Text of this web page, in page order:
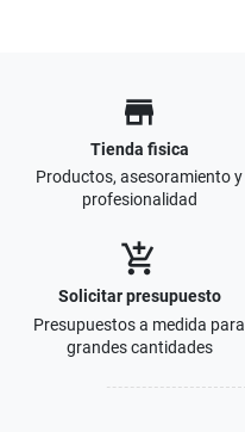
store
Tienda fisica
Productos, asesoramiento y
profesionalidad
add_shopping_cart
Solicitar presupuesto
Presupuestos a medida para
grandes cantidades